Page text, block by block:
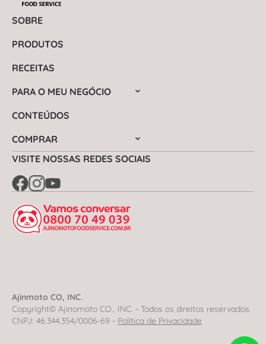
SOBRE
PRODUTOS
RECEITAS
PARA O MEU NEGÓCIO
CONTEÚDOS
COMPRAR
VISITE NOSSAS REDES SOCIAIS
Ajinmoto CO, INC.
Copyright© Ajinomoto CO., INC. - Todos os direitos reservados.
CNPJ: 46.344.354/0006-69 - Política de Privacidade